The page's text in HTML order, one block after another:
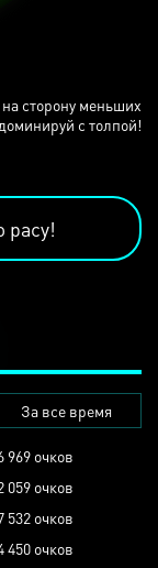
сторону меньших
с толпой!
расу!
За все время
969 очков
059 очков
532 очков
450 очков